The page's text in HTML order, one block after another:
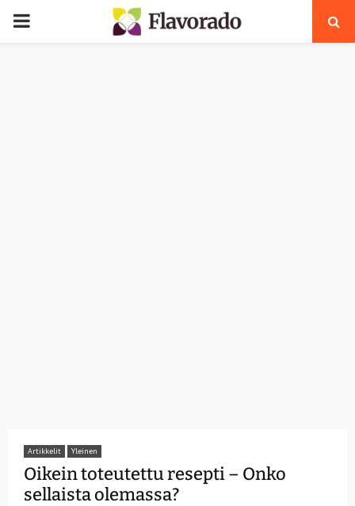
PRIMARY
Artikkelit Yleinen
Oikein toteutettu resepti – Onko
sellaista olemassa?